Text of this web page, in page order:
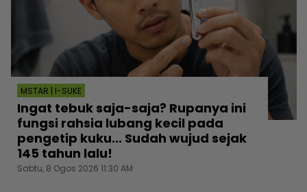
MSTAR | I-SUKE
Ingat tebuk saja-saja? Rupanya ini
fungsi rahsia lubang kecil pada
pengetip kuku... Sudah wujud sejak
145 tahun lalu!
Sabtu, 8 Ogos 2026 11:30 AM